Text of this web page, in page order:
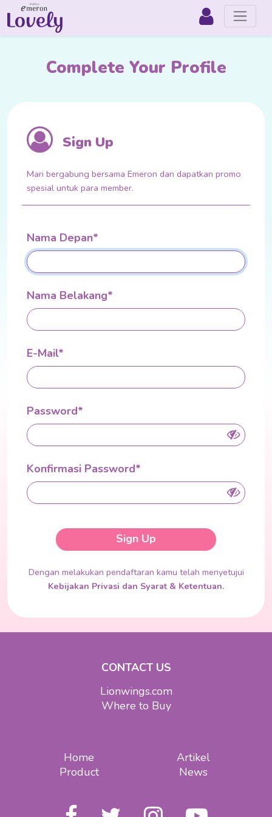
Complete Your Profile
Sign Up
Mari bergabung bersama Emeron dan dapatkan promo
spesial untuk para member.
Nama Depan*
Nama Belakang*
E-Mail*
Password*
Konfirmasi Password*
Sign Up
Dengan melakukan pendaftaran kamu telah menyetujui
Kebijakan Privasi dan Syarat & Ketentuan.
CONTACT US
Lionwings.com
Where to Buy
Home
Product
Artikel
News